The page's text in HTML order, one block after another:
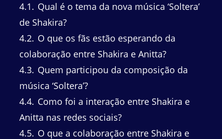
4.1
Qual é o tema da nova música ‘Soltera’
de Shakira?
4.2 O que os fãs estão esperando da
colaboração entre Shakira e Anitta?
4.3 Quem participou da composição da
música ‘Soltera’?
4.4 Como foi a interação entre Shakira e
Anitta nas redes sociais?
4.5 O que a colaboração entre Shakira e